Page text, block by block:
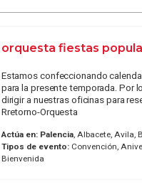
orquesta fiestas
Estamos confeccionando
para la presente temporada. Por
dirigir a nuestras oficinas para
Rretorno-Orquesta
Actúa en: Palencia, Albacete, Avila,
Tipos de evento:Convención,
Bienvenida